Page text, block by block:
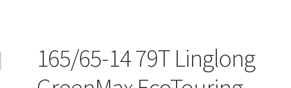
165/65-14 79T Linglong